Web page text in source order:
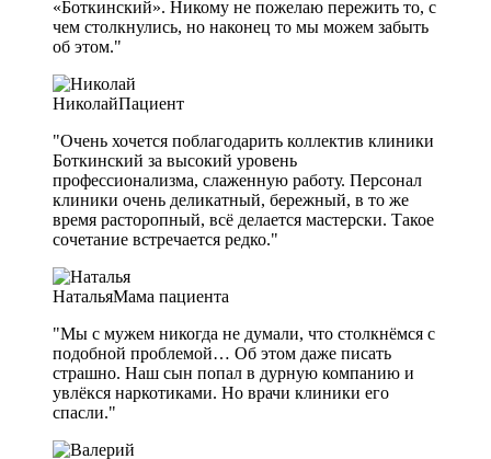
«Боткинский». Никому не пожелаю пережить то, с
чем столкнулись, но наконец то мы можем забыть
об этом."
НиколайПациент
"Очень хочется поблагодарить коллектив клиники
Боткинский за высокий уровень
профессионализма, слаженную работу. Персонал
клиники очень деликатный, бережный, в то же
время расторопный, всё делается мастерски. Такое
сочетание встречается редко."
НатальяМама пациента
"Мы с мужем никогда не думали, что столкнёмся с
подобной проблемой… Об этом даже писать
страшно. Наш сын попал в дурную компанию и
увлёкся наркотиками. Но врачи клиники его
спасли."